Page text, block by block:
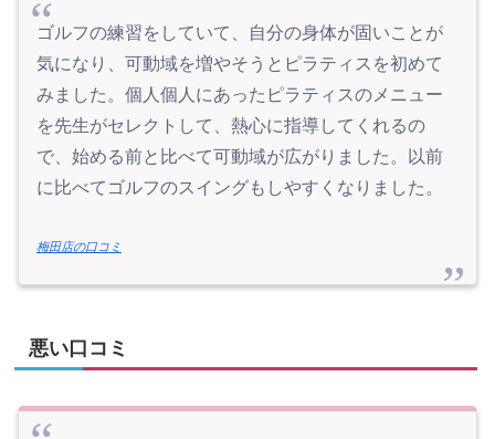
ゴルフの練習をしていて、自分の身体が固いことが
気になり、可動域を増やそうとピラティスを初めて
みました。個人個人にあったピラティスのメニュー
を先生がセレクトして、熱心に指導してくれるの
で、始める前と比べて可動域が広がりました。以前
に比べてゴルフのスイングもしやすくなりました。
梅田店の口コミ
悪い口コミ